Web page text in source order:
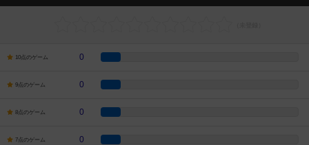
10点のゲーム 0
9点のゲーム 0
8点のゲーム 0
7点のゲーム 0